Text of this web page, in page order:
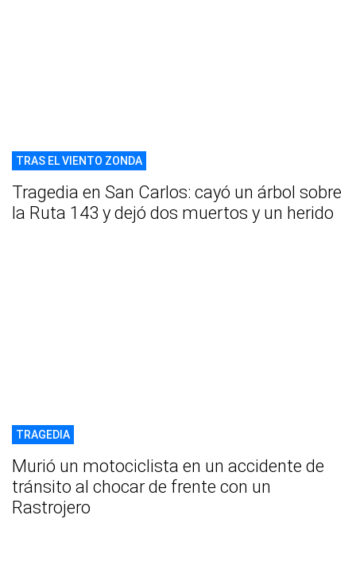
TRAS EL VIENTO ZONDA
Tragedia en San Carlos: cayó un árbol sobre
la Ruta 143 y dejó dos muertos y un herido
TRAGEDIA
Murió un motociclista en un accidente de
tránsito al chocar de frente con un
Rastrojero